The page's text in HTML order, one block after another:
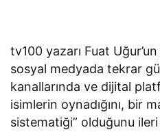
tv100 yazarı Fuat
sosyal medyada tekrar
kanallarında ve dijital
isimlerin oynadığını, bir
sistematiği” olduğunu